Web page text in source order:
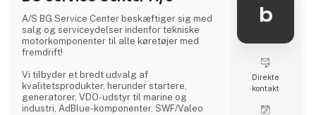
A/S BG Service Center beskæftiger sig med
salg og serviceydelser indenfor tekniske
motorkomponenter til alle køretøjer med
fremdrift!
Vi tilbyder et bredt udvalg af
kvalitetsprodukter, herunder startere,
generatorer, VDO-udstyr til marine og
industri, AdBlue-komponenter, SWF/Valeo
b
Direkte
kontakt